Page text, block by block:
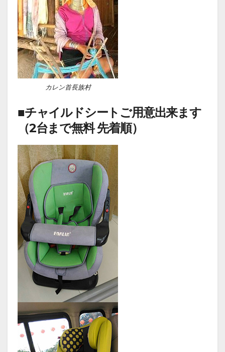
カレン首長族村
■チャイルドシートご用意出来ます
（2台まで無料先着順）